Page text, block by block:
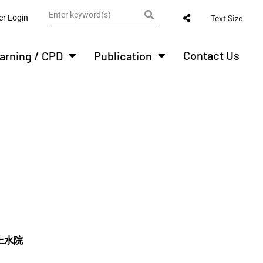
Login Text Size
/ CPD Publication Contact Us
水院